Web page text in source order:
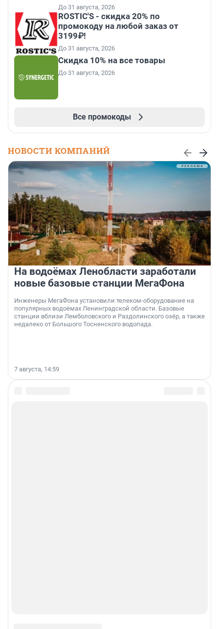
До 31 августа, 2026
ROSTIC'S - скидка 20% по
промокоду на любой заказ от
3199₽!
До 31 августа, 2026
Скидка 10% на все товары
До 31 августа, 2026
Все промокоды
НОВОСТИ КОМПАНИЙ
На водоёмах Ленобласти заработали
новые базовые станции МегаФона
Инженеры МегаФона установили телеком-оборудование на
популярных водоёмах Ленинградской области. Базовые
станции вблизи Лемболовского и Раздолинского озёр, а также
недалеко от Большого Тосненского водопада.
7 августа, 14:59